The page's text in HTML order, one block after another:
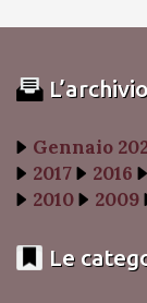
Gennaio
2017
2016
2010
2009
Le